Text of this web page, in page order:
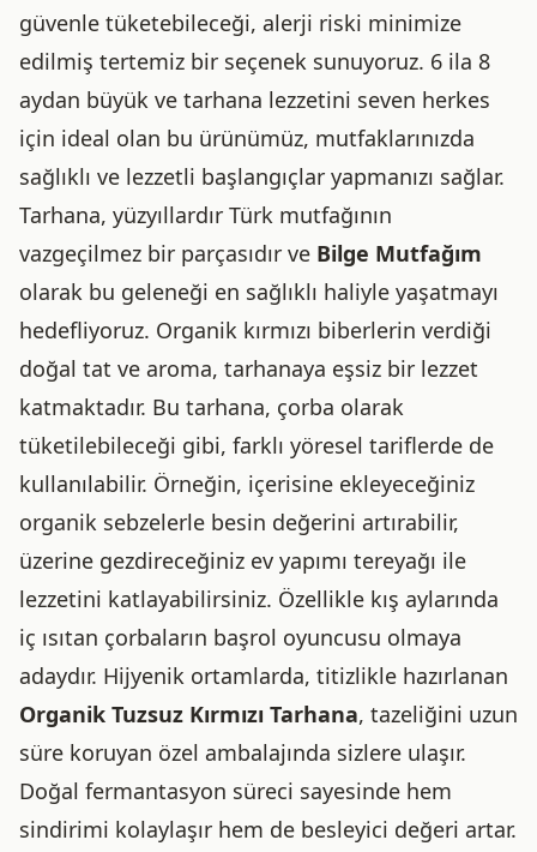
güvenle tüketebileceği, alerji riski minimize
edilmiş tertemiz bir seçenek sunuyoruz. 6 ila 8
aydan büyük ve tarhana lezzetini seven herkes
için ideal olan bu ürünümüz, mutfaklarınızda
sağlıklı ve lezzetli başlangıçlar yapmanızı sağlar.
Tarhana, yüzyıllardır Türk mutfağının
vazgeçilmez bir parçasıdır ve Bilge Mutfağım
olarak bu geleneği en sağlıklı haliyle yaşatmayı
hedefliyoruz. Organik kırmızı biberlerin verdiği
doğal tat ve aroma, tarhanaya eşsiz bir lezzet
katmaktadır. Bu tarhana, çorba olarak
tüketilebileceği gibi, farklı yöresel tariflerde de
kullanılabilir. Örneğin, içerisine ekleyeceğiniz
organik sebzelerle besin değerini artırabilir,
üzerine gezdireceğiniz ev yapımı tereyağı ile
lezzetini katlayabilirsiniz. Özellikle kış aylarında
iç ısıtan çorbaların başrol oyuncusu olmaya
adaydır. Hijyenik ortamlarda, titizlikle hazırlanan
Organik Tuzsuz Kırmızı Tarhana, tazeliğini uzun
süre koruyan özel ambalajında sizlere ulaşır.
Doğal fermantasyon süreci sayesinde hem
sindirimi kolaylaşır hem de besleyici değeri artar.